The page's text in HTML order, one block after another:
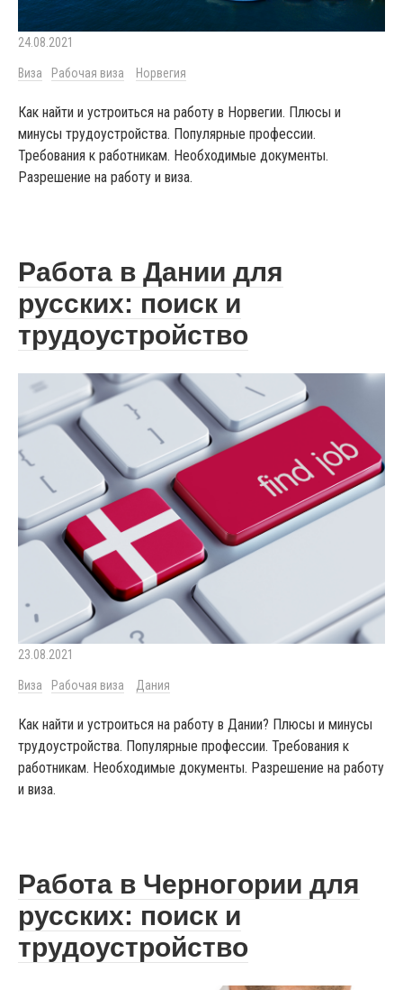
24.08.2021
Виза Рабочая виза Норвегия
Как найти и устроиться на работу в Норвегии. Плюсы и
минусы трудоустройства. Популярные профессии.
Требования к работникам. Необходимые документы.
Разрешение на работу и виза.
Работа в Дании для
русских: поиск и
трудоустройство
23.08.2021
Виза Рабочая виза Дания
Как найти и устроиться на работу в Дании? Плюсы и минусы
трудоустройства. Популярные профессии. Требования к
работникам. Необходимые документы. Разрешение на работу
и виза.
Работа в Черногории для
русских: поиск и
трудоустройство